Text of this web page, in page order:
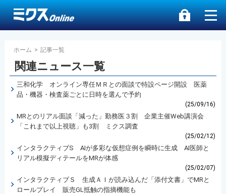
ホーム > 記事一覧
関連ニュース一覧
三和化学 オンライン専任ＭＲとの面談で特設ページ開設 医薬
品・機器・検査薬ごとに日時を選んで予約
(25/09/16)
MRとのリアル面談「減った」勤務医３割 企業主催Web講演会
「これまで以上視聴」も3割 ミクス調査
(25/02/12)
インタラクティブS AIが多彩な仮想症例を瞬時に生成 AI医師と
リアル模擬ディテールをMRが体感
(25/02/07)
インタラクティブＳ 生成ＡＩが読み込んだ「添付文書」でMRと
ロールプレイ 販売GL抵触の指摘機能も